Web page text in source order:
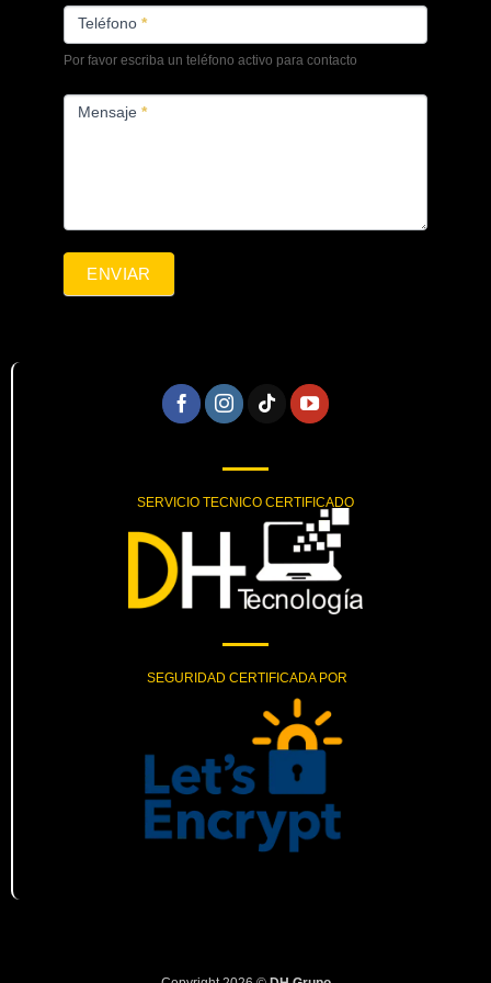
Teléfono*
Por favor escriba un teléfono activo para contacto
Mensaje*
ENVIAR
SERVICIO TECNICO CERTIFICADO
SEGURIDAD CERTIFICADA POR